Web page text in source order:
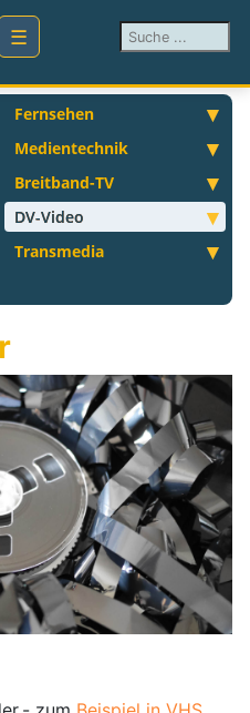
Suchen ...
Fernsehen
Medientechnik
Breitband-TV
DV-Video
Transmedia